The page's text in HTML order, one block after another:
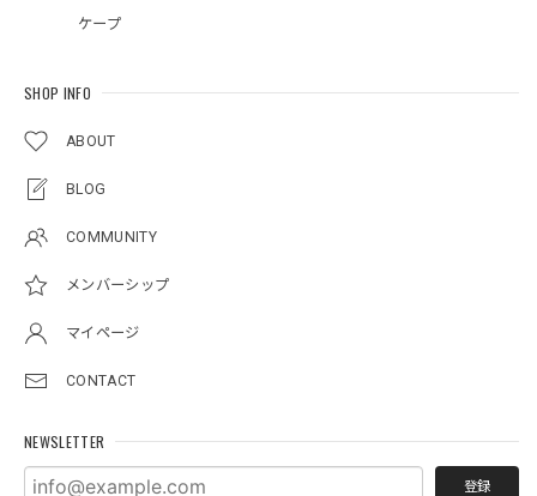
ケープ
SHOP INFO
ABOUT
BLOG
COMMUNITY
メンバーシップ
マイページ
CONTACT
NEWSLETTER
登録